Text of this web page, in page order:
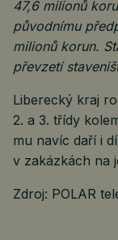
47,6 milionů
původnímu
milionů korun.
převzetí
Liberecký kraj
2. a 3. třídy
mu navíc daří i
v zakázkách na
Zdroj: POLAR